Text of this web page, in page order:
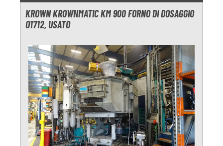
KROWN KROWNMATIC KM 900 FORNO DI DOSAGGIO
O1712, USATO